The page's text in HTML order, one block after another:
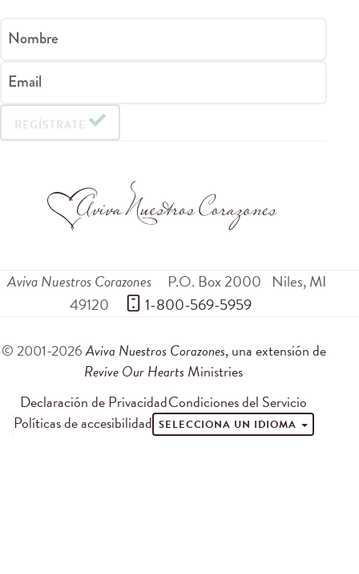
Nombre
Email
REGÍSTRATE
Aviva Nuestros Corazones P.O. Box 2000 Niles,MI
49120
1-800-569-5959
© 2001-2026Aviva Nuestros Corazones, una extensión de
Revive Our Hearts Ministries
Declaración de PrivacidadCondiciones del Servicio
Políticas de accesibilidad SELECCIONA UN IDIOMA